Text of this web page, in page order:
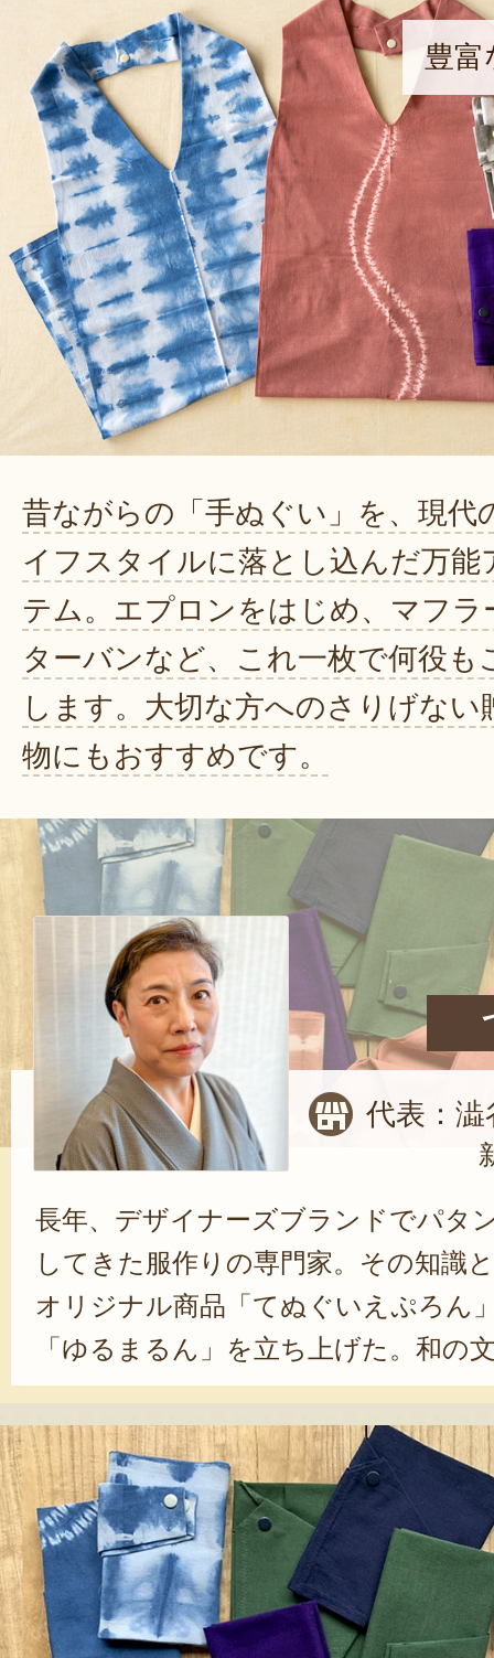
豊富
昔ながらの「手ぬぐい」を、現代
イフスタイルに落とし込んだ万能
テム。エプロンをはじめ、マフラ
ターバンなど、これ一枚で何役も
します。大切な方へのさりげない
物にもおすすめです。
代表：澁
長年、デザイナーズブランドでパタ
してきた服作りの専門家。その知識
オリジナル商品「てぬぐいえぷろん
「ゆるまるん」を立ち上げた。和の
と、現代の使い勝手を融合させる澁
ランドの基盤となっている。現在は
ジナル商品の制作の傍ら、着物や洋
色、消しゴムハンコの制作、着付け
がける多才なクリエイターとしても